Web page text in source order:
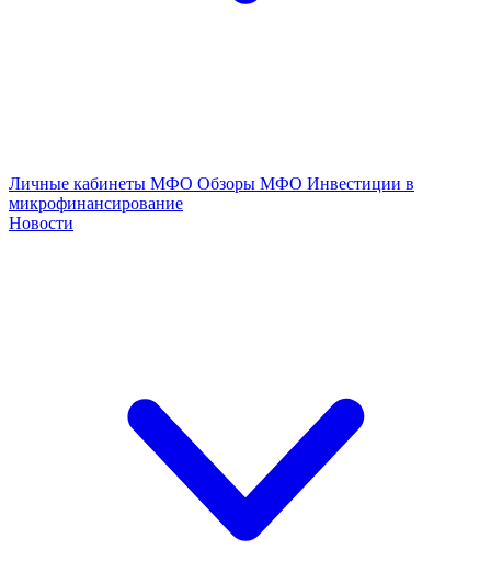
Личные кабинеты МФО Обзоры МФО Инвестиции в
микрофинансирование
Новости